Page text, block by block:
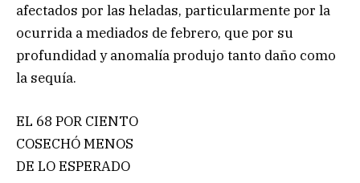
afectados por las heladas, particularmente por la
ocurrida a mediados de febrero, que por su
profundidad y anomalía produjo tanto daño como
la sequía.
EL 68 POR CIENTO
COSECHÓ MENOS
DE LO ESPERADO